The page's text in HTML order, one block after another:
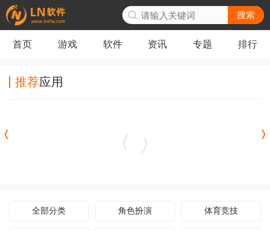
搜索
首页 游戏 软件 资讯 专题 排行
推荐应用
全部分类 角色扮演 体育竞技